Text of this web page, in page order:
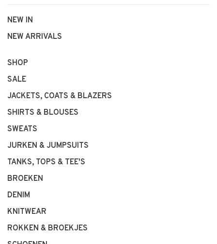
NEW IN
NEW ARRIVALS
SHOP
SALE
JACKETS, COATS & BLAZERS
SHIRTS & BLOUSES
SWEATS
JURKEN & JUMPSUITS
TANKS, TOPS & TEE'S
BROEKEN
DENIM
KNITWEAR
ROKKEN & BROEKJES